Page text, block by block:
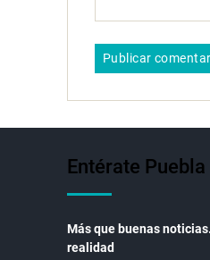
Entérate Puebla
Más que buenas
realidad